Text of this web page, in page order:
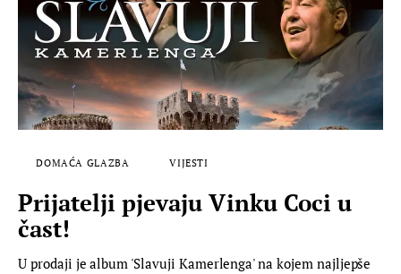
DOMAĆA GLAZBA VIJESTI
Prijatelji pjevaju Vinku Coci u
čast!
U prodaji je album 'Slavuji Kamerlenga' na kojem najljepše